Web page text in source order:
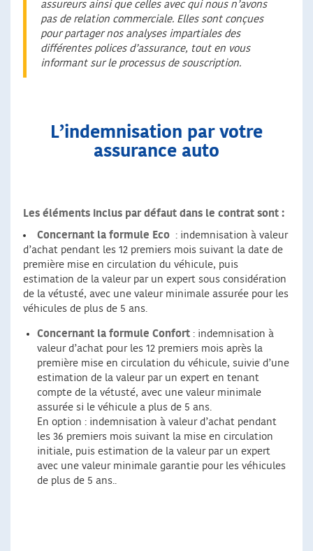
assureurs ainsi que celles avec qui nous n’avons
pas de relation commerciale. Elles sont conçues
pour partager nos analyses impartiales des
différentes polices d’assurance, tout en vous
informant sur le processus de souscription.
L’indemnisation par votre
assurance auto
Les éléments inclus par défaut dans le contrat sont :
Concernant la formule Eco : indemnisation à valeur
d’achat pendant les 12 premiers mois suivant la date de
première mise en circulation du véhicule, puis
estimation de la valeur par un expert sous considération
de la vétusté, avec une valeur minimale assurée pour les
véhicules de plus de 5 ans.
Concernant la formule Confort : indemnisation à
valeur d’achat pour les 12 premiers mois après la
première mise en circulation du véhicule, suivie d’une
estimation de la valeur par un expert en tenant
compte de la vétusté, avec une valeur minimale
assurée si le véhicule a plus de 5 ans.
En option : indemnisation à valeur d’achat pendant
les 36 premiers mois suivant la mise en circulation
initiale, puis estimation de la valeur par un expert
avec une valeur minimale garantie pour les véhicules
de plus de 5 ans..